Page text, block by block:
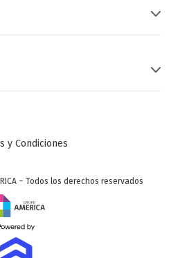
y Condiciones
– Todos los derechos reservados